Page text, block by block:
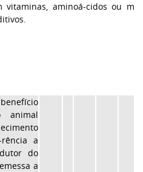
vitaminas, aminoá-cidos ou
animal
a
do
a